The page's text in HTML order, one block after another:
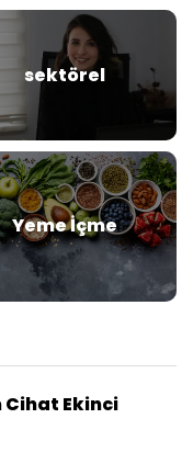
sektörel
Yeme İçme
Ekinci